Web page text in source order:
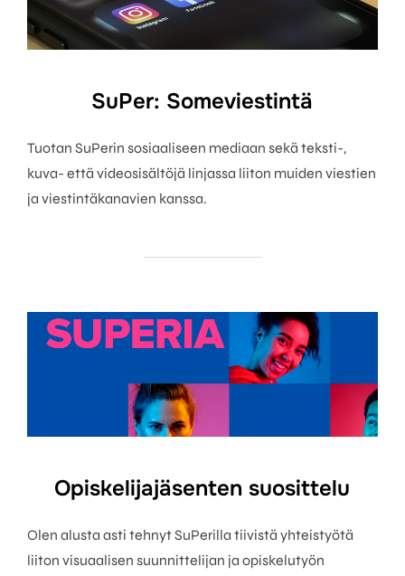
SuPer: Someviestintä
Tuotan SuPerin sosiaaliseen mediaan sekä teksti-,
kuva- että videosisältöjä linjassa liiton muiden viestien
ja viestintäkanavien kanssa.
Opiskelijajäsenten suosittelu
Olen alusta asti tehnyt SuPerilla tiivistä yhteistyötä
liiton visuaalisen suunnittelijan ja opiskelutyön